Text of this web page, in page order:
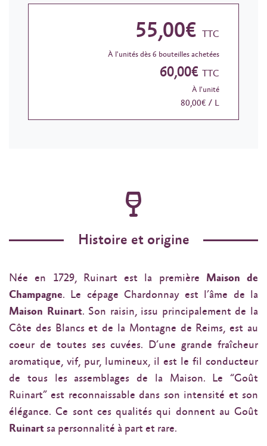
55,00€ TTC
À l'unités dès 6 bouteilles achetées
60,00€ TTC
À l'unité
80,00€ / L
Histoire et origine
Née en 1729, Ruinart est la première Maison de
Champagne. Le cépage Chardonnay est l’âme de la
Maison Ruinart. Son raisin, issu principalement de la
Côte des Blancs et de la Montagne de Reims, est au
coeur de toutes ses cuvées. D’une grande fraîcheur
aromatique, vif, pur, lumineux, il est le fil conducteur
de tous les assemblages de la Maison. Le “Goût
Ruinart” est reconnaissable dans son intensité et son
élégance. Ce sont ces qualités qui donnent au Goût
Ruinart sa personnalité à part et rare.